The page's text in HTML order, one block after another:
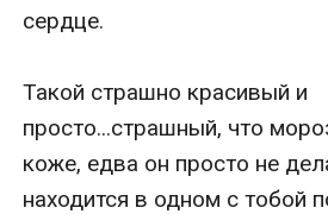
сердце.
Такой страшно красивый и
просто...страшный, что
коже, едва он просто не
находится в одном с тобой